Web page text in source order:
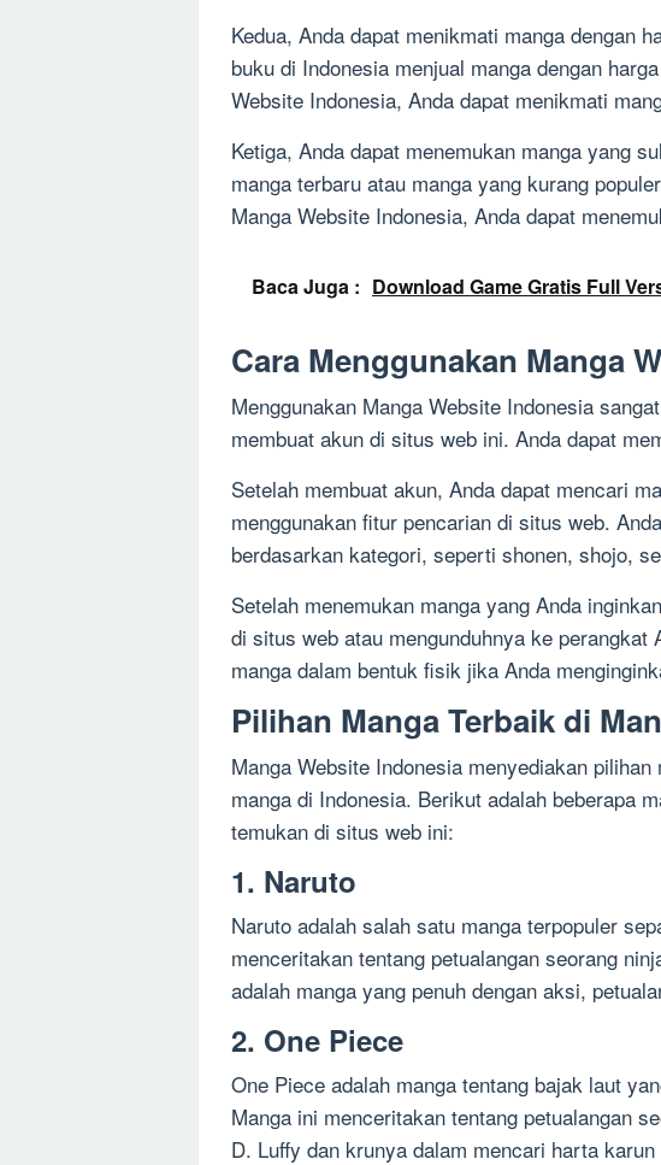
Kedua, Anda dapat menikmati manga dengan
buku di Indonesia menjual manga dengan
Website Indonesia, Anda dapat menikmati
Ketiga, Anda dapat menemukan manga yang
manga terbaru atau manga yang kurang
Manga Website Indonesia, Anda dapat
Baca Juga : Download Game Gratis Full
Cara Menggunakan Manga
Menggunakan Manga Website Indonesia
membuat akun di situs web ini. Anda dapat
Setelah membuat akun, Anda dapat mencari
menggunakan fitur pencarian di situs web.
berdasarkan kategori, seperti shonen, shojo,
Setelah menemukan manga yang Anda
di situs web atau mengunduhnya ke perangkat
manga dalam bentuk fisik jika Anda
Pilihan Manga Terbaik di
Manga Website Indonesia menyediakan
manga di Indonesia. Berikut adalah beberapa
temukan di situs web ini:
1. Naruto
Naruto adalah salah satu manga terpopuler
menceritakan tentang petualangan seorang
adalah manga yang penuh dengan aksi,
2. One Piece
One Piece adalah manga tentang bajak laut
Manga ini menceritakan tentang petualangan
D. Luffy dan krunya dalam mencari harta